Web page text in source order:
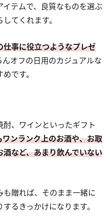
テムで、良質なものを選ぶ
てくれます。
事に役立つようなプレゼ
んオフの日用のカジュアルな
です。
、ワインといったギフト
ワンランク上のお酒や、お取
など、あまり飲んでいない
贈れば、そのまま一緒に
るきっかけになります。